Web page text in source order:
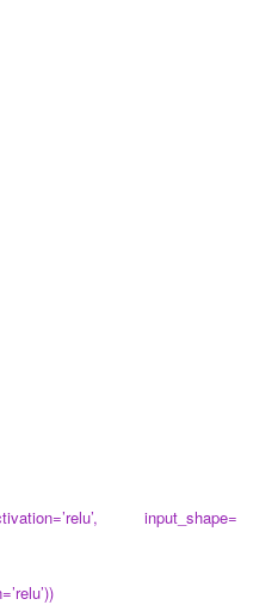
input_shape=